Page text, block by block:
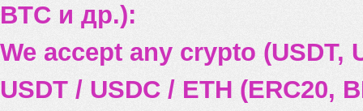
BTC и др.):
We accept any crypto (USDT,
USDT / USDC / ETH (ERC20,